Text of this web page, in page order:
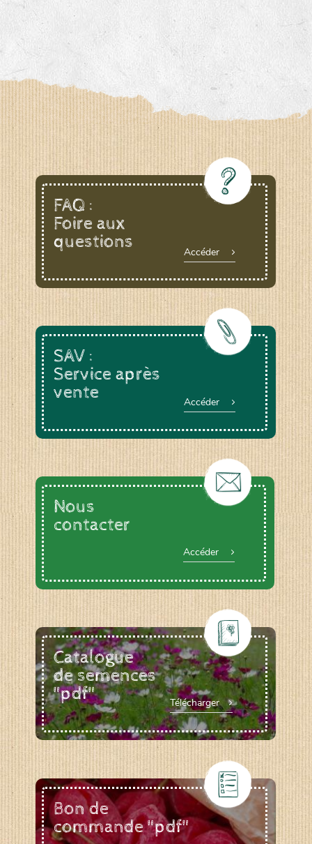
FAQ :
Foire aux
questions
Accéder
SAV :
Service après
vente
Accéder
Nous
contacter
Accéder
Catalogue
de semences
"pdf"
Télécharger
Bon de
commande "pdf"